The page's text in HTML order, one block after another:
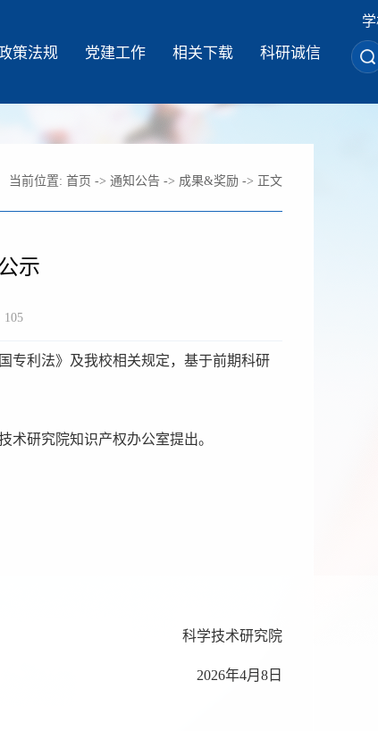
策法规 党建工作 相关下载 科研诚信
当前位置: 首页 -> 通知公告 -> 成果&奖励 -> 正文
示
105
利法》及我校相关规定，基于前期科研
术研究院知识产权办公室提出。
科学技术研究院
2026年4月8日